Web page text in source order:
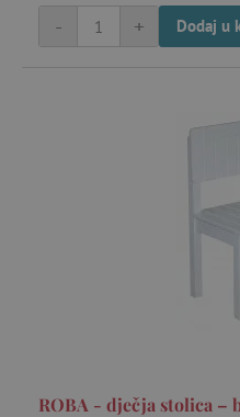
+
- Dodaj u
ROBA - dječja stolica –